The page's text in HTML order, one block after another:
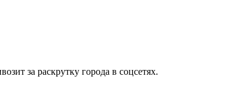
за раскрутку города в соцсетях.